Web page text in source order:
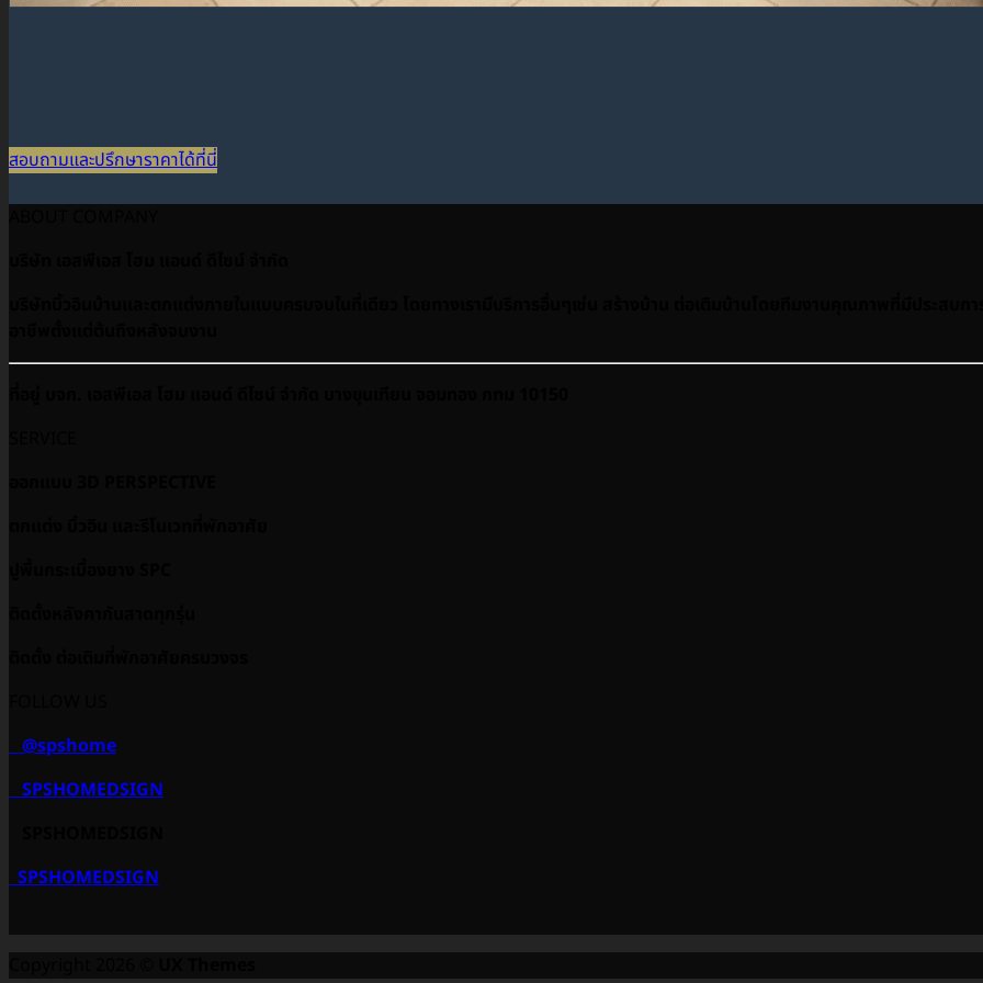
สอบถามและปรึกษาราคาได้ที่นี่
@spshome
SPSHOMEDSIGN
SPSHOMEDSIGN